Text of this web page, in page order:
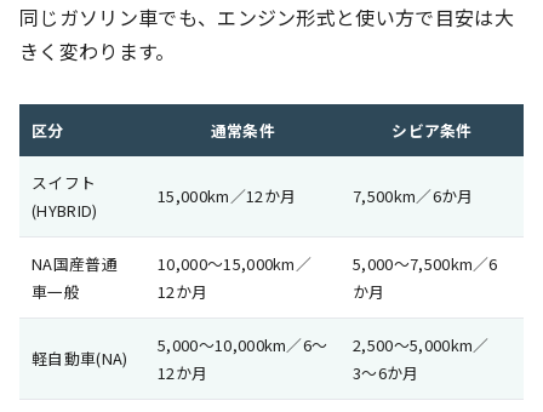
同じガソリン車でも、エンジン形式と使い方で目安は大
きく変わります。
区分 通常条件 シビア条件
スイフト
(HYBRID)
15,000km／12か月 7,500km／6か月
NA国産普通
車一般
10,000〜15,000km／
12か月
5,000〜7,500km／6
か月
軽自動車(NA)
5,000〜10,000km／6〜
12か月
2,500〜5,000km／
3〜6か月